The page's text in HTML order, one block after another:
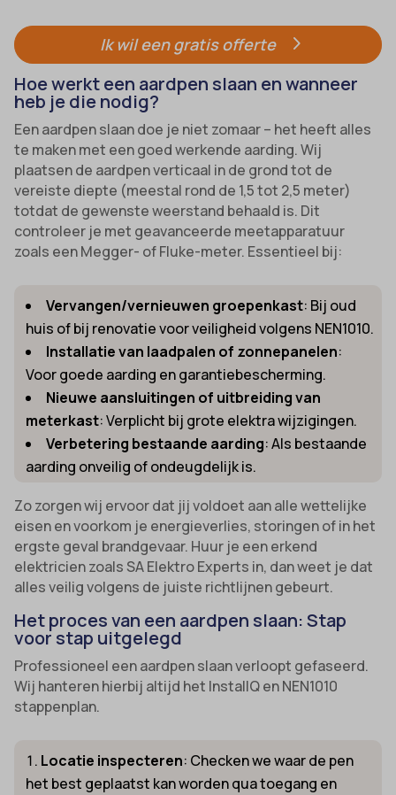
Ik wil een gratis offerte
Hoe werkt een aardpen slaan en wanneer
heb je die nodig?
Een aardpen slaan doe je niet zomaar – het heeft alles
te maken met een goed werkende aarding. Wij
plaatsen de aardpen verticaal in de grond tot de
vereiste diepte (meestal rond de 1,5 tot 2,5 meter)
totdat de gewenste weerstand behaald is. Dit
controleer je met geavanceerde meetapparatuur
zoals een Megger- of Fluke-meter. Essentieel bij:
Vervangen/vernieuwen groepenkast: Bij oud
huis of bij renovatie voor veiligheid volgens NEN1010.
Installatie van laadpalen of zonnepanelen:
Voor goede aarding en garantiebescherming.
Nieuwe aansluitingen of uitbreiding van
meterkast: Verplicht bij grote elektra wijzigingen.
Verbetering bestaande aarding: Als bestaande
aarding onveilig of ondeugdelijk is.
Zo zorgen wij ervoor dat jij voldoet aan alle wettelijke
eisen en voorkom je energieverlies, storingen of in het
ergste geval brandgevaar. Huur je een erkend
elektricien zoals SA Elektro Experts in, dan weet je dat
alles veilig volgens de juiste richtlijnen gebeurt.
Het proces van een aardpen slaan: Stap
voor stap uitgelegd
Professioneel een aardpen slaan verloopt gefaseerd.
Wij hanteren hierbij altijd het InstallQ en NEN1010
stappenplan.
Locatie inspecteren: Checken we waar de pen
het best geplaatst kan worden qua toegang en